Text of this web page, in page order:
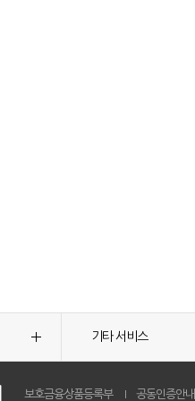
기타 서비스
보호금융상품등록부 공동인증안내